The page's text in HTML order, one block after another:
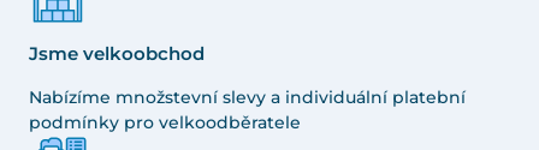
Jsme velkoobchod
Nabízíme množstevní slevy a individuální platební
podmínky pro velkoodběratele